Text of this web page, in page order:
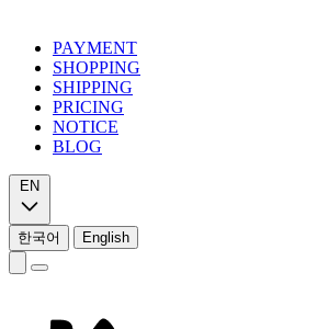
PAYMENT
SHOPPING
SHIPPING
PRICING
NOTICE
BLOG
EN
한국어 English